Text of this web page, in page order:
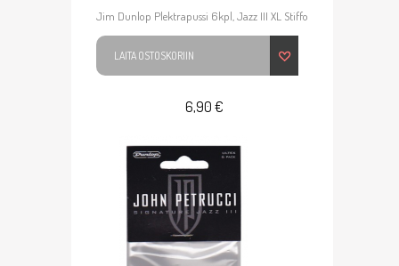
Jim Dunlop Plektrapussi 6kpl, Jazz III XL Stiffo
LAITA OSTOSKORIIN
6,90 €